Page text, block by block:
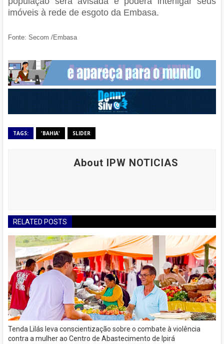
imóveis à rede de esgoto da Embasa.
Fonte: Secom /Embasa
TAGS: 'BAHIA' SLIDER
About IPW NOTICIAS
RELATED POSTS
Tenda Lilás leva conscientização sobre o combate à violência
contra a mulher ao Centro de Abastecimento de Ipirá